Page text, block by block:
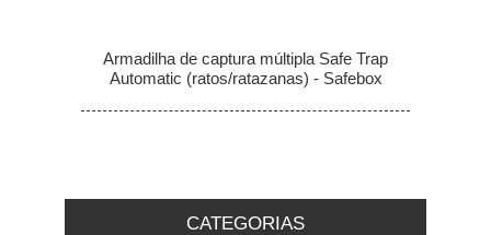
Armadilha de captura múltipla Safe Trap
Automatic (ratos/ratazanas) - Safebox
CATEGORIAS